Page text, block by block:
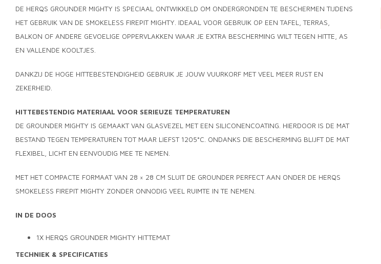
DE HERQS GROUNDER MIGHTY IS SPECIAAL ONTWIKKELD OM ONDERGRONDEN TE BESCHERMEN TIJDENS
HET GEBRUIK VAN DE SMOKELESS FIREPIT MIGHTY. IDEAAL VOOR GEBRUIK OP EEN TAFEL, TERRAS,
BALKON OF ANDERE GEVOELIGE OPPERVLAKKEN WAAR JE EXTRA BESCHERMING WILT TEGEN HITTE, AS
EN VALLENDE KOOLTJES.
DANKZIJ DE HOGE HITTEBESTENDIGHEID GEBRUIK JE JOUW VUURKORF MET VEEL MEER RUST EN
ZEKERHEID.
HITTEBESTENDIG MATERIAAL VOOR SERIEUZE TEMPERATUREN
DE GROUNDER MIGHTY IS GEMAAKT VAN GLASVEZEL MET EEN SILICONENCOATING. HIERDOOR IS DE MAT
BESTAND TEGEN TEMPERATUREN TOT MAAR LIEFST 1205°C. ONDANKS DIE BESCHERMING BLIJFT DE MAT
FLEXIBEL, LICHT EN EENVOUDIG MEE TE NEMEN.
MET HET COMPACTE FORMAAT VAN 28 × 28 CM SLUIT DE GROUNDER PERFECT AAN ONDER DE HERQS
SMOKELESS FIREPIT MIGHTY ZONDER ONNODIG VEEL RUIMTE IN TE NEMEN.
IN DE DOOS
1X HERQS GROUNDER MIGHTY HITTEMAT
TECHNIEK & SPECIFICATIES